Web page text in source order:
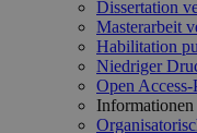
Dissertation
Masterarbeit
Habilitation
Niedriger
Open